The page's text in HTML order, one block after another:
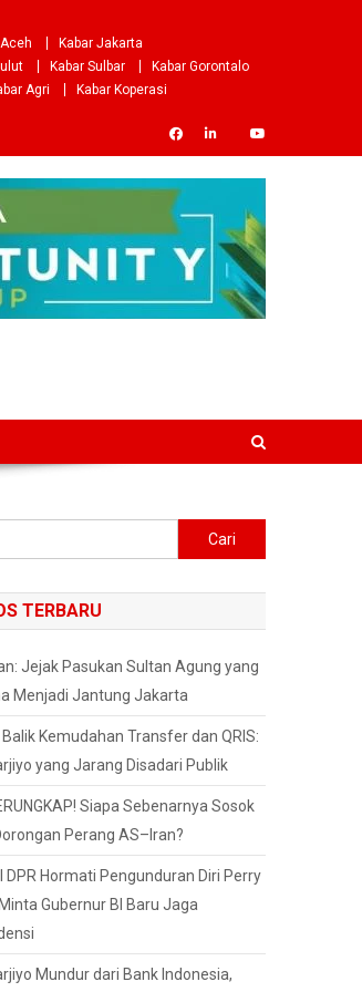
Kabar Jakarta
Kabar Sulbar
Kabar Gorontalo
Agri
Kabar Koperasi
untuk:
TERBARU
Jejak Pasukan Sultan Agung yang
Menjadi Jantung Jakarta
Kemudahan Transfer dan QRIS:
yang Jarang Disadari Publik
Siapa Sebenarnya Sosok
Perang AS–Iran?
DPR Hormati Pengunduran Diri Perry
Gubernur BI Baru Jaga
Mundur dari Bank Indonesia,